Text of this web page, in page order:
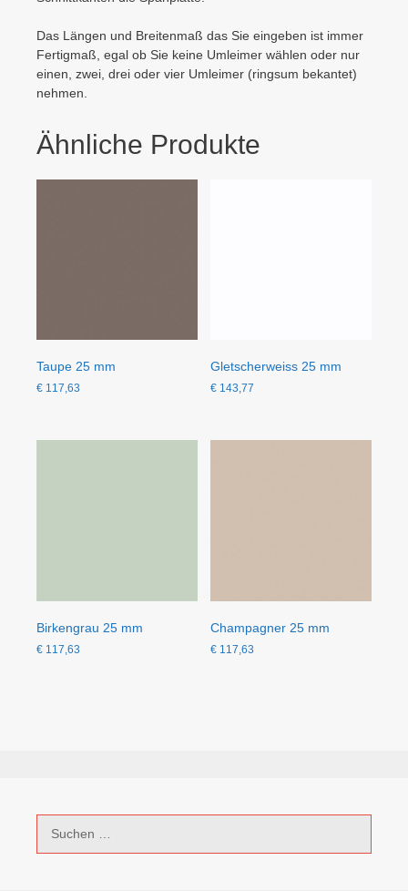
Das Längen und Breitenmaß das Sie eingeben ist immer
Fertigmaß, egal ob Sie keine Umleimer wählen oder nur
einen, zwei, drei oder vier Umleimer (ringsum bekantet)
nehmen.
Ähnliche Produkte
Taupe 25 mm
€ 117,63
Gletscherweiss 25 mm
€ 143,77
Birkengrau 25 mm
€ 117,63
Champagner 25 mm
€ 117,63
nach: